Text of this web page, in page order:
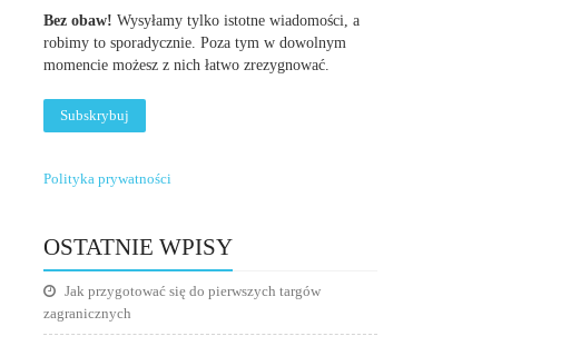
Bez obaw! Wysyłamy tylko istotne wiadomości, a
robimy to sporadycznie. Poza tym w dowolnym
momencie możesz z nich łatwo zrezygnować.
Polityka prywatności
OSTATNIE WPISY
Jak przygotować się do pierwszych targów
zagranicznych